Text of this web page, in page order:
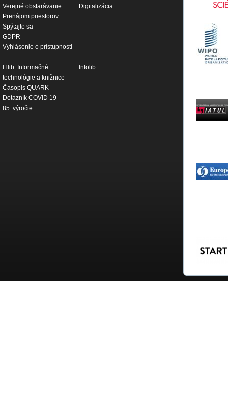
Verejné obstarávanie
Prenájom priestorov
Spýtajte sa
GDPR
Vyhlásenie o prístupnosti
Digitalizácia
ITlib. Informačné
technológie a knižnice
Časopis QUARK
Dotazník COVID 19
85. výročie
Infolib